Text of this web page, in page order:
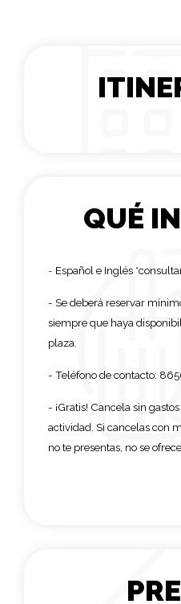
QUÉ
- Español e Inglés
- Se deberá reservar
siempre que haya
plaza.
- Teléfono de contacto:
- ¡Gratis! Cancela sin
actividad. Si cancelas con
no te presentas, no se